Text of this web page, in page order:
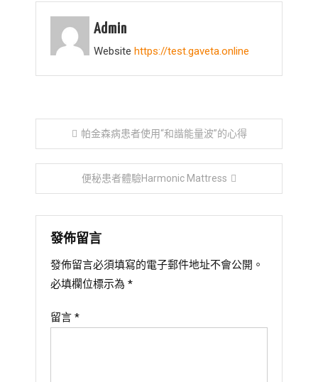
Admin
Website https://test.gaveta.online
章
導
覽
帕金森病患者使用“和諧能量波”的心得
便秘患者體驗Harmonic Mattress
發佈留言
發佈留言必須填寫的電子郵件地址不會公開。
必填欄位標示為 *
留言 *